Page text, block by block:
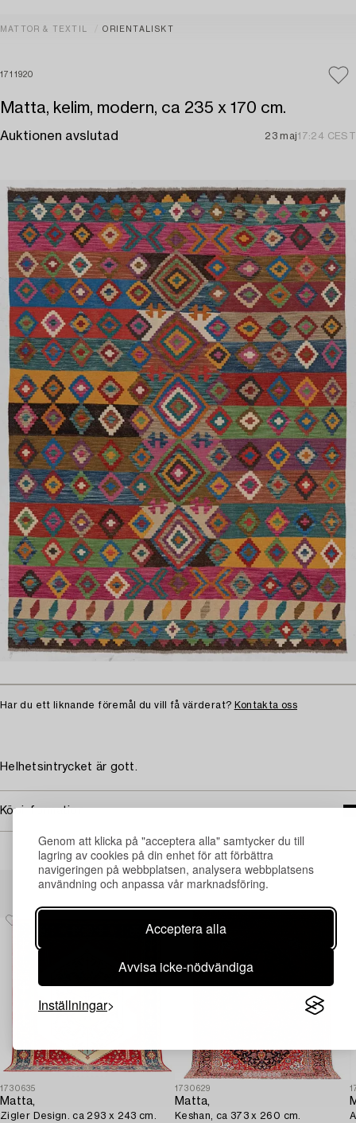
Genom att klicka på "acceptera alla" samtycker du till
lagring av cookies på din enhet för att förbättra
navigeringen på webbplatsen, analysera webbplatsens
användning och anpassa vår marknadsföring.
Acceptera alla
Avvisa icke-nödvändiga
Inställningar
MATTOR & TEXTIL ORIENTALISKT
1711920
Matta, kelim, modern, ca 235 x 170 cm.
Auktionen avslutad 23 maj17:24 CEST
Har du ett liknande föremål du vill få värderat? Kontakta oss
Helhetsintrycket är gott.
Köpinformation
Andra har även tittat på
1730635
Matta,
Zigler Design. ca 293 x 243 cm.
1730629
Matta,
Keshan, ca 373 x 260 cm.